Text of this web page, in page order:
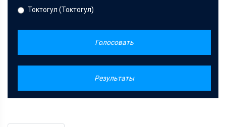
Токтогул (Токтогул)
Голосовать
Результаты